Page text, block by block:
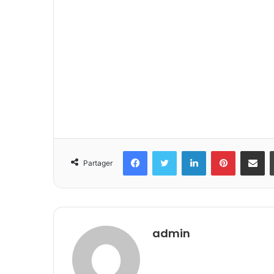
Partager
FacebookTwitter LinkedinPinterest
admin